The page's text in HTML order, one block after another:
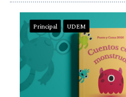
Principal UDEM